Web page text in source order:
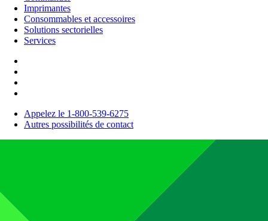
Imprimantes
Consommables et accessoires
Solutions sectorielles
Services
Appelez le 1-800-539-6275
Autres possibilités de contact